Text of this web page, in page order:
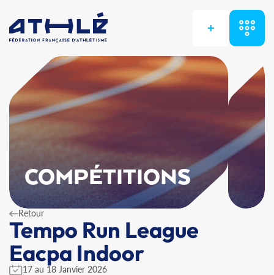
+
COMPÉTITIONS
Retour
Tempo Run League
Eacpa Indoor
17 au 18 Janvier 2026